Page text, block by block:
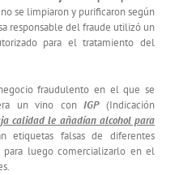
se limpiaron y purificaron según
responsable del fraude utilizó un
para el tratamiento del
fraudulento en el que se
un vino conIGP(Indicación
calidad le añadían alcohol para
etiquetas falsas de diferentes
para luego comercializarlo en el